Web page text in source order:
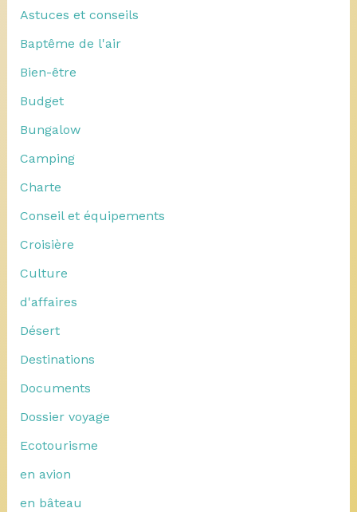
Astuces et conseils
Baptême de l'air
Bien-être
Budget
Bungalow
Camping
Charte
Conseil et équipements
Croisière
Culture
d'affaires
Désert
Destinations
Documents
Dossier voyage
Ecotourisme
en avion
en bâteau